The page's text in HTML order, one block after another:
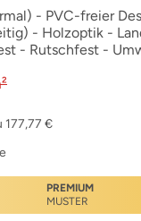
- PVC-freier
- Holzoptik -
- Rutschfest -
177,77 €
PREMIUM
MUSTER